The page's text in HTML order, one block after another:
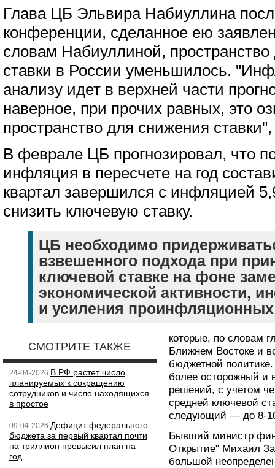
Глава ЦБ Эльвира Набиуллина
конференции, сделанное ею
словам Набиуллиной,
ставки в России уменьшилось.
анализу идет в верхней части
наверное, при прочих равных, это
пространство для снижения
В феврале ЦБ прогнозировал, что
инфляция в пересчете на год
квартал завершился с инфляцией
снизить ключевую ставку.
ЦБ необходимо
взвешенного подхода при
ключевой ставке на фоне
экономической активности,
и усиления
СМОТРИТЕ ТАКЖЕ
24-04-2026 В РФ растет число
планируемых к сокращению
сотрудников и число находящихся
в простое
09-04-2026 Дефицит федерального
бюджета за первый квартал почти
на триллион превысил план на
год
которые, по словам
Ближнем Востоке и
бюджетной
более осторожный и
решений, с учетом
средней ключевой
следующий — до 8-
Бывший министр
Открытие" Михаил
большой